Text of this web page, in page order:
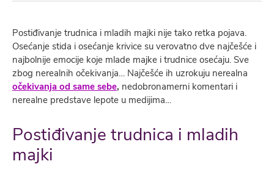
Postiđivanje trudnica i mladih majki nije tako retka pojava.
Osećanje stida i osećanje krivice su verovatno dve najčešće i
najbolnije emocije koje mlade majke i trudnice osećaju. Sve
zbog nerealnih očekivanja… Najčešće ih uzrokuju nerealna
očekivanja od same sebe, nedobronamerni komentari i
nerealne predstave lepote u medijima…
Postiđivanje trudnica i mladih
majki